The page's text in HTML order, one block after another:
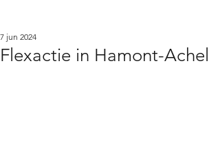
Flexactie in Hamont-Achel
7 jun 2024